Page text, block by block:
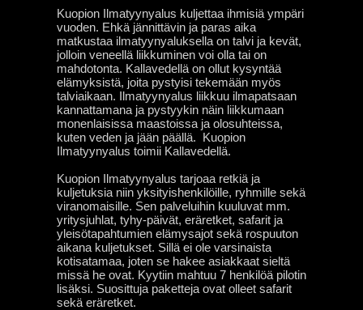
Kuopion Ilmatyynyalus kuljettaa ihmisiä ympäri
vuoden. Ehkä jännittävin ja paras aika
matkustaa ilmatyynyaluksella on talvi ja kevät,
jolloin veneellä liikkuminen voi olla tai on
mahdotonta. Kallavedellä on ollut kysyntää
elämyksistä, joita pystyisi tekemään myös
talviaikaan. Ilmatyynyalus liikkuu ilmapatsaan
kannattamana ja pystyykin näin liikkumaan
monenlaisissa maastoissa ja olosuhteissa,
kuten veden ja jään päällä. Kuopion
Ilmatyynyalus toimii Kallavedellä.
Kuopion Ilmatyynyalus tarjoaa retkiä ja
kuljetuksia niin yksityishenkilöille, ryhmille sekä
viranomaisille. Sen palveluihin kuuluvat mm.
yritysjuhlat, tyhy-päivät, eräretket, safarit ja
yleisötapahtumien elämysajot sekä rospuuton
aikana kuljetukset. Sillä ei ole varsinaista
kotisatamaa, joten se hakee asiakkaat sieltä
missä he ovat. Kyytiin mahtuu 7 henkilöä pilotin
lisäksi. Suosittuja paketteja ovat olleet safarit
sekä eräretket.